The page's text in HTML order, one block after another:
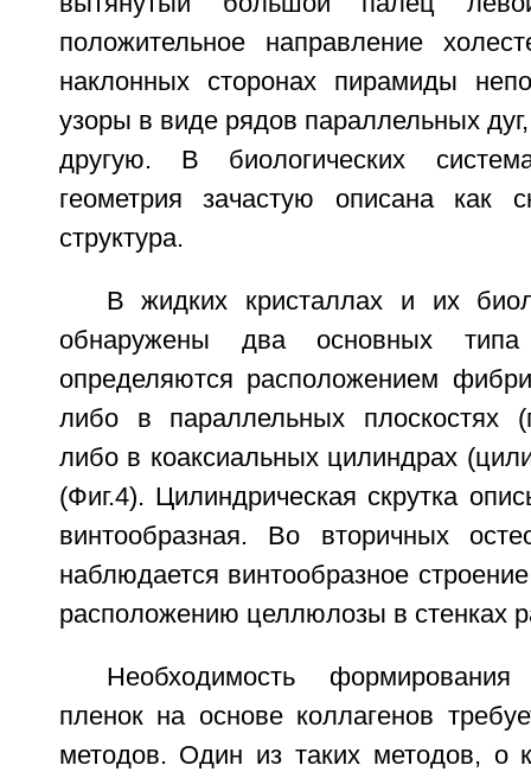
положительное направление
наклонных сторонах пирамиды
узоры в виде рядов параллельных
другую. В биологических
геометрия зачастую описана как
структура.
В жидких кристаллах и их
обнаружены два основных типа
определяются расположением
либо в параллельных плоскостях
либо в коаксиальных цилиндрах
(Фиг.4). Цилиндрическая скрутка
винтообразная. Во вторичных
наблюдается винтообразное
расположению целлюлозы в стенках
Необходимость формирования
пленок на основе коллагенов
методов. Один из таких методов, о